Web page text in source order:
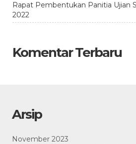
Rapat Pembentukan Panitia Ujian
2022
Komentar Terbaru
Arsip
November 2023